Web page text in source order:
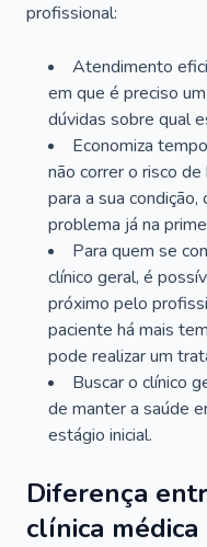
profissional:
Atendimento
em que é preciso
dúvidas sobre qual
Economiza
não correr o risco
para a sua
problema já na
Para quem se
clínico geral, é
próximo pelo
paciente há mais
pode realizar um
Buscar o clínico
de manter a saúde
estágio inicial.
Diferença
clínica médica